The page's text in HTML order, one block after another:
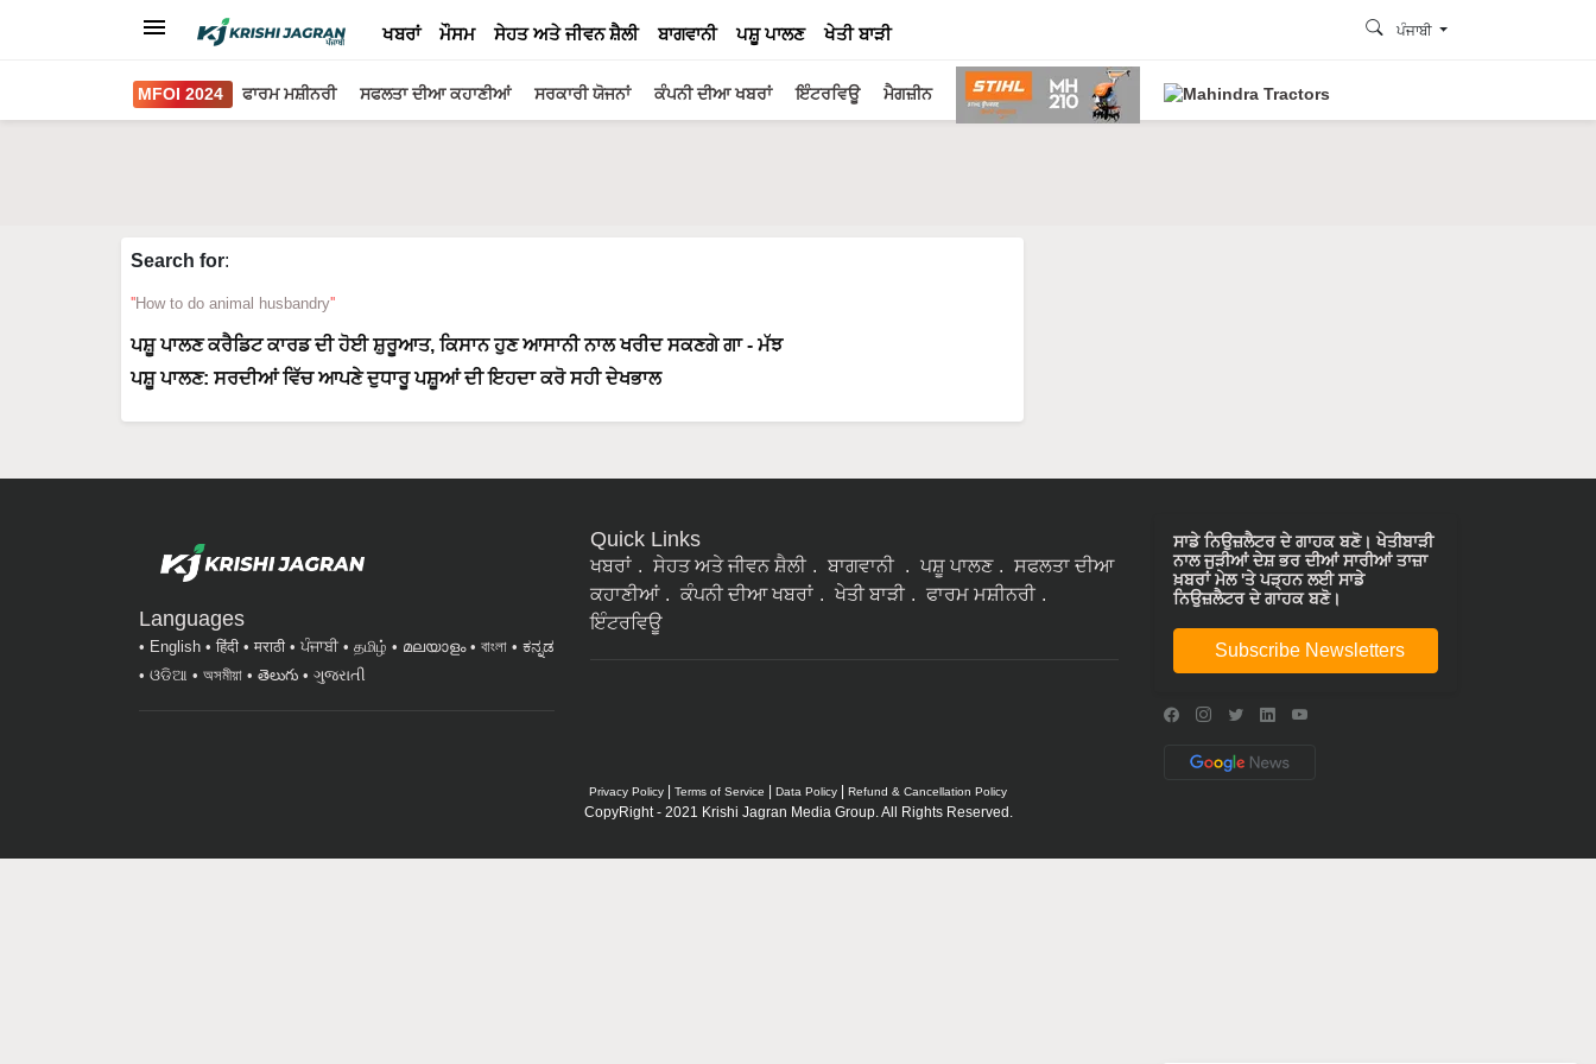
ਖਬਰਾਂ ਮੌਸਮ ਸੇਹਤ ਅਤੇ ਜੀਵਨ ਸ਼ੈਲੀ ਬਾਗਵਾਨੀ ਪਸ਼ੂ ਪਾਲਣ ਖੇਤੀ ਬਾੜੀ ਪੰਜਾਬੀ
MFOI 2024 ਫਾਰਮ ਮਸ਼ੀਨਰੀ ਸਫਲਤਾ ਦੀਆ ਕਹਾਣੀਆਂ ਸਰਕਾਰੀ ਯੋਜਨਾਂ ਕੰਪਨੀ ਦੀਆ ਖਬਰਾਂ ਇੰਟਰਵਿਊ ਮੈਗਜ਼ੀਨ
Search for:
How to do animal husbandry
ਪਸ਼ੂ ਪਾਲਣ ਕਰੈਡਿਟ ਕਾਰਡ ਦੀ ਹੋਈ ਸ਼ੁਰੂਆਤ, ਕਿਸਾਨ ਹੁਣ ਆਸਾਨੀ ਨਾਲ ਖਰੀਦ ਸਕਣਗੇ ਗਾ - ਮੱਝ
ਪਸ਼ੂ ਪਾਲਣ: ਸਰਦੀਆਂ ਵਿੱਚ ਆਪਣੇ ਦੁਧਾਰੂ ਪਸ਼ੂਆਂ ਦੀ ਇਹਦਾ ਕਰੋ ਸਹੀ ਦੇਖਭਾਲ
Languages
English हिंदी मराठी ਪੰਜਾਬੀ தமிழ் മലയാളം বাংলা
ಕನ್ನಡ
ଓଡିଆ
অসমীয়া తెలుగు ગુજરાતી
Quick Links
ਖਬਰਾਂ ਸੇਹਤ ਅਤੇ ਜੀਵਨ ਸ਼ੈਲੀ ਬਾਗਵਾਨੀ ਪਸ਼ੂ ਪਾਲਣ
ਸਫਲਤਾ ਦੀਆ
ਕਹਾਣੀਆਂ
ਕੰਪਨੀ ਦੀਆ ਖਬਰਾਂ ਖੇਤੀ ਬਾੜੀ
ਫਾਰਮ ਮਸ਼ੀਨਰੀ
ਇੰਟਰਵਿਊ
ਸਾਡੇ ਨਿਉਜ਼ਲੈਟਰ ਦੇ ਗਾਹਕ ਬਣੋ। ਖੇਤੀਬਾੜੀ
ਨਾਲ ਜੁੜੀਆਂ ਦੇਸ਼ ਭਰ ਦੀਆਂ ਸਾਰੀਆਂ ਤਾਜ਼ਾ
ਖ਼ਬਰਾਂ ਮੇਲ 'ਤੇ ਪੜ੍ਹਨ ਲਈ ਸਾਡੇ
ਨਿਉਜ਼ਲੈਟਰ ਦੇ ਗਾਹਕ ਬਣੋ।
Subscribe Newsletters
Privacy Policy Terms of Service Data Policy Refund & Cancellation Policy
CopyRight - 2021 Krishi Jagran Media Group. All Rights Reserved.